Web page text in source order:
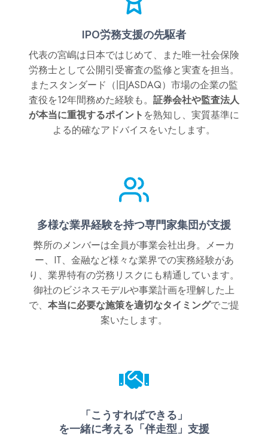
IPO労務支援の先駆者
代表の宮嶋は日本ではじめて、また唯一社会保険
労務士として公開引受審査の監修と実査を担当。
またスタンダード（旧JASDAQ）市場の企業の監
査役を12年間務めた経験も。 証券会社や監査法人
が本当に重視するポイント を熟知し、実質基準に
よる的確なアドバイスをいたします。
多様な業界経験を持つ専門家集団が支援
弊所のメンバーは全員が事業会社出身。メーカ
ー、IT、金融など様々な業界での実務経験があ
り、業界特有の労務リスクにも精通しています。
御社のビジネスモデルや事業計画を理解した上
で、 本当に必要な施策を適切なタイミングでご提
案いたします。
「こうすればできる」
を一緒に考える「伴走型」支援